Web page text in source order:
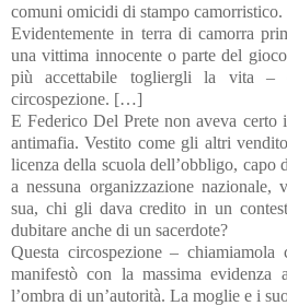
comuni omicidi di stampo camorristico.
Evidentemente in terra di camorra
una vittima innocente o parte del
più accettabile togliergli la vita –
circospezione. […]
E Federico Del Prete non aveva certo
antimafia. Vestito come gli altri
licenza della scuola dell’obbligo, capo
a nessuna organizzazione nazionale,
sua, chi gli dava credito in un
dubitare anche di un sacerdote?
Questa circospezione –
manifestò con la massima evidenza
l’ombra di un’autorità. La moglie e i